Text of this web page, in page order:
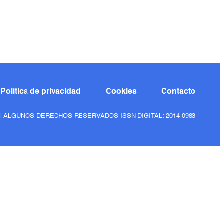
Política de privacidad Cookies Contacto
ALGUNOS DERECHOS RESERVADOS ISSN DIGITAL: 2014-0983